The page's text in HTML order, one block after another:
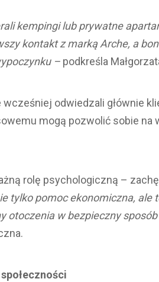
kempingi lub prywatne
kontakt z marką Arche, a
– podkreśla
odwiedzali głównie
mogą pozwolić sobie na
rolę psychologiczną –
tylko pomoc ekonomiczna,
otoczenia w bezpieczny